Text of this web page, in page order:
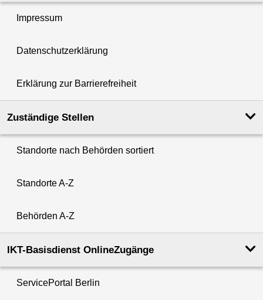
Impressum
Datenschutzerklärung
Erklärung zur Barrierefreiheit
Zuständige Stellen
Standorte nach Behörden sortiert
Standorte A-Z
Behörden A-Z
IKT-Basisdienst OnlineZugänge
ServicePortal Berlin